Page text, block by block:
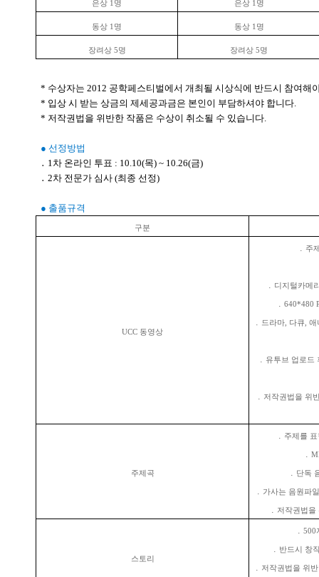
은상 1명 은상 1명
동상 1명 동상 1명
장려상 5명 장려상 5명
* 수상자는 2012 공학페스티벌에서 개최될 시상식에 반드시 참여해
* 입상 시 받는 상금의 제세공과금은 본인이 부담하셔야 합니다.
* 저작권법을 위반한 작품은 수상이 취소될 수 있습니다.
● 선정방법
․ 1차 온라인 투표 : 10.10(목) ~ 10.26(금)
․ 2차 전문가 심사 (최종 선정)
● 출품규격
구분
UCC 동영상
․ 주
․ 디지털카메
․ 640*480
․ 드라마, 다큐,
․ 유투브 업로드
․ 저작권법을 위
주제곡
․ 주제를
․
․ 단독
․ 가사는 음원파
․ 저작권법
스토리
․
․ 반드시 창
․ 저작권법을 위